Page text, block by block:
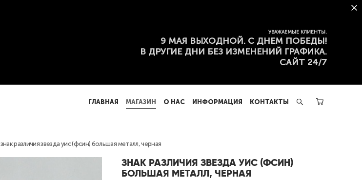
УВАЖАЕМЫЕ КЛИЕНТЫ.
9 МАЯ ВЫХОДНОЙ. С ДНЕМ ПОБЕДЫ!
В ДРУГИЕ ДНИ БЕЗ ИЗМЕНЕНИЙ ГРАФИКА.
САЙТ 24/7
ГЛАВНАЯ МАГАЗИН О НАС ИНФОРМАЦИЯ КОНТАКТЫ
знак различия звезда уис (фсин) большая металл, черная
ЗНАК РАЗЛИЧИЯ ЗВЕЗДА УИС (ФСИН)
БОЛЬШАЯ МЕТАЛЛ, ЧЕРНАЯ